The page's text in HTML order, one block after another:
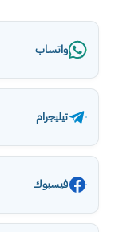
واتساب
تيليجرام
فيسبوك